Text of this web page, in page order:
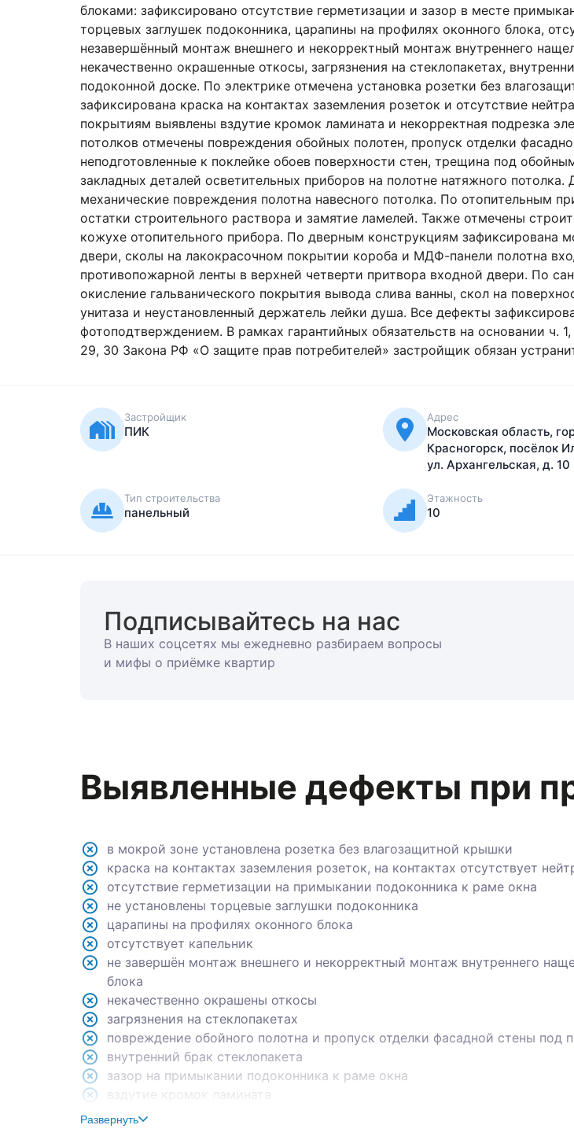
отсутствие герметизации и зазор в месте примыкания подоконника к раме
подоконника, царапины на профилях оконного блока, отсутствие капельника,
некорректный монтаж внутреннего нащельника. Кроме того, выявлены
стеклопакетах, внутренний брак стеклопакета и порез на подоконной доске. По
влагозащитной крышки в мокрой зоне. Также зафиксирована краска на
нейтрали на контактах. По напольным покрытиям выявлены вздутие кромок
ламината. По отделке стен и потолков отмечены повреждения обойных
подоконником, неподготовленные к поклейке обоев поверхности стен,
очертания закладных деталей осветительных приборов на полотне натяжного
механические повреждения полотна навесного потолка. По отопительным
остатки строительного раствора и замятие ламелей. Также отмечены
отопительного прибора. По дверным конструкциям зафиксирована монтажная
на лакокрасочном покрытии короба и МДФ-панели полотна входной двери, а
верхней четверти притвора входной двери. По сантехническому оборудованию
покрытия вывода слива ванны, скол на поверхности ванны, отсутствие
держатель лейки душа. Все дефекты зафиксированы в дефектной ведомости с
гарантийных обязательств на основании ч. 1, 2 ст. 7 Федерального закона
потребителей» застройщик обязан устранить их в разумный срок.
ПИК
Московская область,
Красногорск, посёлок
ул. Архангельская, д. 10
панельный 10
В наших соцсетях мы ежедневно разбираем вопросы
и мифы о приёмке квартир
Выявленные дефекты при
краска на контактах заземления розеток, на контактах отсутствует нейтраль
отсутствие герметизации на примыкании подоконника к раме окна
не установлены торцевые заглушки подоконника
царапины на профилях оконного блока
отсутствует капельник
не завершён монтаж внешнего и некорректный монтаж внутреннего
некачественно окрашены откосы
загрязнения на стеклопакетах
повреждение обойного полотна и пропуск отделки фасадной стены под
внутренний брак стеклопакета
зазор на примыкании подоконника к раме окна
вздутие кромок ламината
коррозия на ламелях отопительного прибора, остатки строительного
некорректная подрезка ламината
порез на подоконной доске
Развернуть